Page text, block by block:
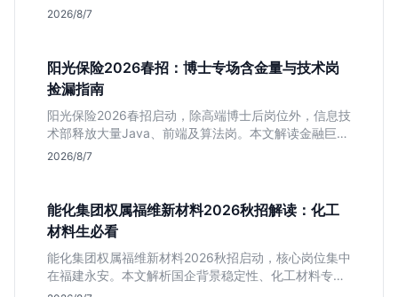
策链条长的局限，帮你判断是否值得投递。
2026/8/7
阳光保险2026春招：博士专场含金量与技术岗
捡漏指南
阳光保险2026春招启动，除高端博士后岗位外，信息技
术部释放大量Java、前端及算法岗。本文解读金融巨头
校招门槛，分析技术岗需求与投递价值，助你快速判断
2026/8/7
能化集团权属福维新材料2026秋招解读：化工
材料生必看
能化集团权属福维新材料2026秋招启动，核心岗位集中
在福建永安。本文解析国企背景稳定性、化工材料专业
匹配度及工作地点限制，助理工科生判断是否值得投